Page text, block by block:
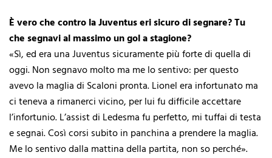
È vero che contro la Juventus eri sicuro di segnare? Tu
che segnavi al massimo un gol a stagione?
«Sì, ed era una Juventus sicuramente più forte di quella di
oggi. Non segnavo molto ma me lo sentivo: per questo
avevo la maglia di Scaloni pronta. Lionel era infortunato ma
ci teneva a rimanerci vicino, per lui fu difficile accettare
l’infortunio. L’assist di Ledesma fu perfetto, mi tuffai di testa
e segnai. Così corsi subito in panchina a prendere la maglia.
Me lo sentivo dalla mattina della partita, non so perché».